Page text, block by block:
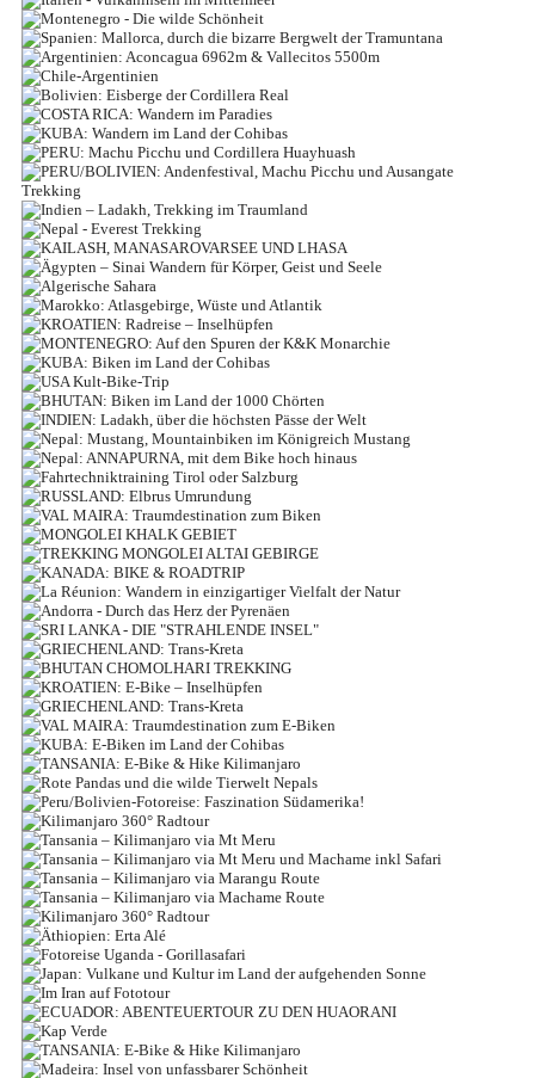
ALBANIEN - DURCH DIE BIZARRE
BERGWELT DER SKIPETAREN
MORE DETAILS
ITALIEN - VULKANINSELN IM
MITTELMEER
Wandern und „Cucina Liparese“
MORE DETAILS
MONTENEGRO - DIE WILDE SCHÖNHEIT
Auf den Spuren der K&K Monarchie
MORE DETAILS
SPANIEN: MALLORCA, DURCH DIE
BIZARRE BERGWELT DER TRAMUNTANA
Abseits der Touristenströme durch die Bergwelt Mallorcas
MORE DETAILS
ARGENTINIEN: ACONCAGUA 6962M &
VALLECITOS 5500M
Das Dach Amerikas
CHILE-ARGENTINIEN
ERLEBNISSE UND WANDERN AM ENDE DER WELT
BOLIVIEN: EISBERGE DER CORDILLERA
REAL
COSTA RICA: WANDERN IM PARADIES
KUBA: WANDERN IM LAND DER COHIBAS
KUBA - EIN PARADIES FÜR WANDERFREUNDE!
MORE DETAILS
PERU: MACHU PICCHU UND CORDILLERA
HUAYHUASH
DAS BEEINDRUCKENDSTE IN DER GESAMTEN ANDENWELT
PERU/BOLIVIEN: ANDENFESTIVAL, MACHU
PICCHU UND AUSANGATE TREKKING
TREKKINGTOUR MIT VIELEN HIGHLIGHTS VON PERU UND
MORE DETAILS
INDIEN – LADAKH, TREKKING IM
TRAUMLAND
Ladakh oder auch Klein-Tibet genannt
MORE DETAILS
NEPAL - EVEREST TREKKING
Erleben sie hautnah eine echte Everest Expedition
MORE DETAILS
KAILASH, MANASAROVARSEE UND LHASA
“Kein Ort ist wundervoller als dieser, kein Ort ist erstaunlicher als dieser”
MORE DETAILS
ÄGYPTEN – SINAI WANDERN FÜR KÖRPER,
GEIST UND SEELE
Sandstein, Sand und Sonne
MORE DETAILS
ALGERISCHE SAHARA
Das größte Freilichtmuseum der Welt
MORE DETAILS
MAROKKO: ATLASGEBIRGE, WÜSTE UND
ATLANTIK
Trekking durch Sand und Palmgärten
MORE DETAILS
KROATIEN: RADREISE – INSELHÜPFEN
FAHRRAD AN BORD
MORE DETAILS
MONTENEGRO: AUF DEN SPUREN DER
K&K MONARCHIE
MONTENEGRO, DIE WILDE SCHÖNHEIT IM NEUEN EUROPA
MORE DETAILS
KUBA: BIKEN IM LAND DER COHIBAS
VON TROPEN, OLDTIMERN BIS ZIGARREN
MORE DETAILS
USA KULT-BIKE-TRIP
The BEST OF THE BEST
MORE DETAILS
BHUTAN: BIKEN IM LAND DER 1000
CHÖRTEN
VON WEST NACH OST DURCHS LAND
MORE DETAILS
INDIEN: LADAKH, ÜBER DIE HÖCHSTEN
PÄSSE DER WELT
KLEINES ABENTEUER AUF ZWEI RÄDERN
MORE DETAILS
NEPAL: MUSTANG, MOUNTAINBIKEN IM
KÖNIGREICH MUSTANG
KARGE LANDSCHAFT, EINSAMKEIT UND ZURÜCK ZUM
URSPRUNG
MORE DETAILS
NEPAL: ANNAPURNA, MIT DEM BIKE HOCH
HINAUS
MIT DEM RAD BIS AUF 5416M
MORE DETAILS
FAHRTECHNIKTRAINING TIROL ODER
SALZBURG
VERBESSERE DEINE SKILLS!
MORE DETAILS
RUSSLAND: ELBRUS UMRUNDUNG
MIT DEM MOUNTAINBIKE UM DEN HÖCHSTEN BERG EUROPAS
MORE DETAILS
VAL MAIRA: TRAUMDESTINATION ZUM
BIKEN
EINSAMES UND UNBERÜHRTES BIKE PARADIES IN DEN BERGEN
DES PIEMONTS
MORE DETAILS
MONGOLEI KHALK GEBIET
Wandern im Land der Khalk Mongolen
MORE DETAILS
TREKKING MONGOLEI ALTAI GEBIRGE
Wandern und Reiten im Altai Gebirge
MORE DETAILS
KANADA: BIKE & ROADTRIP
Best of the West: Von den Rockie's bis zum Pazifik.
MORE DETAILS
LA RÉUNION: WANDERN IN
EINZIGARTIGER VIELFALT DER NATUR
Ein Traum von Urwald, Bergen, Vulkanen, Stränden und Meer
MORE DETAILS
ANDORRA - DURCH DAS HERZ DER
PYRENÄEN
Auf Entdeckungsreise zwischen Frankreich und Spanien
MORE DETAILS
SRI LANKA - DIE "STRAHLENDE INSEL"
Das Juwel im indischen Ozean - Zwischen Teeplantagen &
Dschungellandschaften
MORE DETAILS
GRIECHENLAND: TRANS-KRETA
Urlaubserlebnis in Europas Süden
MORE DETAILS
BHUTAN CHOMOLHARI TREKKING
Außergewöhnliches Trekking im Land mit dem Bruttosozialglück
MORE DETAILS
KROATIEN: E-BIKE – INSELHÜPFEN
E-BIKE AN BORD
MORE DETAILS
GRIECHENLAND: TRANS-KRETA
Urlaubserlebnis in Europas Süden
VAL MAIRA: TRAUMDESTINATION ZUM E-
BIKEN
EINSAMES UND UNBERÜHRTES BIKE PARADIES IN DEN BERGEN
DES PIEMONTS
MORE DETAILS
KUBA: E-BIKEN IM LAND DER COHIBAS
VON TROPEN, OLDTIMERN BIS ZIGARREN
MORE DETAILS
TANSANIA: E-BIKE & HIKE KILIMANJARO
Dschungel, Steinwüste, Eis, Dach Afrikas
MORE DETAILS
ROTE PANDAS UND DIE WILDE TIERWELT
NEPALS
Auf der Suche nach Roten Pandas, Panzernashörnern und Tigern
PERU/BOLIVIEN-FOTOREISE: FASZINATION
SÜDAMERIKA!
Ein Highlight jagt das nächste - die ultimative Peru/Bolivien-Fotoreise!
KILIMANJARO 360° RADTOUR
Den Kilimanjaro von allen Seiten erleben...
TANSANIA – KILIMANJARO VIA MT MERU
Mt Meru & Machame Route
MORE DETAILS
TANSANIA – KILIMANJARO VIA MT MERU
UND MACHAME INKL SAFARI
Kilimanjaro - Mt. Meru - 4 Tage Safari
TANSANIA – KILIMANJARO VIA MARANGU
Mit Komfort auf den höchsten Berg Afrikas!
MORE DETAILS
TANSANIA – KILIMANJARO VIA MACHAME
ROUTE
Die wohl schönste Route auf das Dach Afrikas!
KILIMANJARO 360° RADTOUR
Den Kilimanjaro von allen Seiten erleben...
ÄTHIOPIEN: ERTA ALÉ
BEEINDRUCKENDE EINBLICKE IN KULTUR UND NATUR
MORE DETAILS
FOTOREISE UGANDA - GORILLASAFARI
MORE DETAILS
JAPAN: VULKANE UND KULTUR IM LAND
Vulkane inmitten eines spannenden Mix von Tradition und Moderne
Landschaft soweit das Auge reicht
ECUADOR: ABENTEUERTOUR ZU DEN
HUAORANI
KAP VERDE